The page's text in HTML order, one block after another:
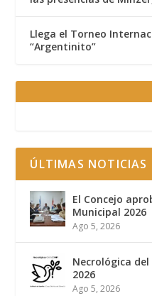
Llega el Torneo
“Argentinito”
ÚLTIMAS NOTICIAS
El Concejo
Municipal 2026
Ago 5, 2026
Necrológica
2026
Ago 5, 2026